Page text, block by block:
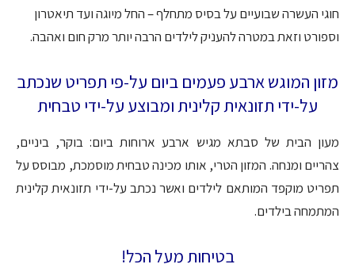
חוגי העשרה שבועיים על בסיס מתחלף – החל מיוגה ועד תיאטרון
וספורט וזאת במטרה להעניק לילדים הרבה יותר מרק חום ואהבה.
מזון המוגש ארבע פעמים ביום על-פי תפריט שנכתב
על-ידי תזונאית קלינית ומבוצע על-ידי טבחית
מעון הבית של סבתא מגיש ארבע ארוחות ביום: בוקר, ביניים,
צהריים ומנחה. המזון הטרי, אותו מכינה טבחית מוסמכת, מבוסס על
תפריט מוקפד המותאם לילדים ואשר נכתב על-ידי תזונאית קלינית
המתמחה בילדים.
בטיחות מעל הכל!